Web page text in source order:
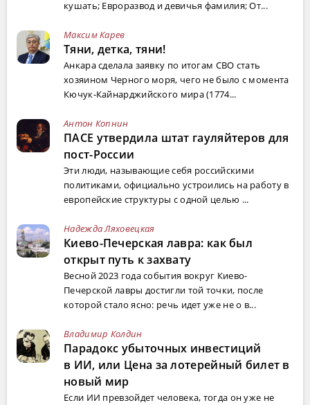
кушать; Евроразвод и девичья фамилия; От...
Максим Карев
Тяни, детка, тяни!
Анкара сделала заявку по итогам СВО стать
хозяином Черного моря, чего не было с момента
Кючук-Кайнарджийского мира (1774...
Антон Копнин
ПАСЕ утвердила штат гауляйтеров для
пост-России
Эти люди, называющие себя российскими
политиками, официально устроились на работу в
европейские структуры с одной целью ...
Надежда Ляховецкая
Киево-Печерская лавра: как был
открыт путь к захвату
Весной 2023 года события вокруг Киево-
Печерской лавры достигли той точки, после
которой стало ясно: речь идет уже не о в...
Владимир Колдин
Парадокс убыточных инвестиций
в ИИ, или Цена за лотерейный билет в
новый мир
Если ИИ превзойдет человека, тогда он уже не